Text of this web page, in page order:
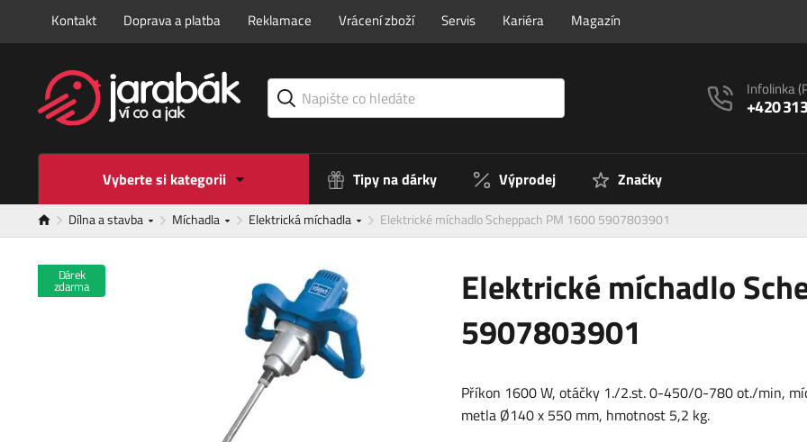
Kontakt Doprava a platba Reklamace Vrácení zboží Servis Kariéra Magazín
Infolinka
+420
Vyberte si kategorii Tipy na dárky Výprodej Značky
Dílna a stavba Míchadla Elektrická míchadla Elektrické míchadlo Scheppach PM 1600 5907803901
Elektrické míchadlo
5907803901
Dárek
zdarma
Příkon 1600 W, otáčky 1./2.st. 0-450/0-780 ot./min,
metla Ø140 x 550 mm, hmotnost 5,2 kg.